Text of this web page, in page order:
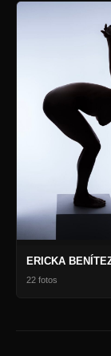
22 fotos